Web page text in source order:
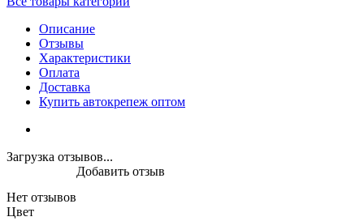
Описание
Отзывы
Характеристики
Оплата
Доставка
Купить автокрепеж оптом
Загрузка отзывов...
Нет отзывов
Добавить отзыв
Цвет